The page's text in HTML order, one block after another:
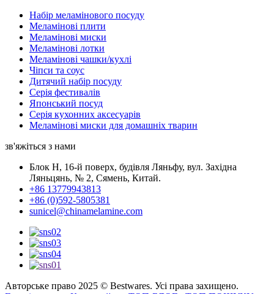
Набір меламінового посуду
Меламінові плити
Меламінові миски
Меламінові лотки
Меламінові чашки/кухлі
Чіпси та соус
Дитячий набір посуду
Серія фестивалів
Японський посуд
Серія кухонних аксесуарів
Меламінові миски для домашніх тварин
зв'яжіться з нами
Блок H, 16-й поверх, будівля Ляньфу, вул. Західна
Ляньцянь, № 2, Сямень, Китай.
+86 13779943813
+86 (0)592-5805381
sunicel@chinamelamine.com
Авторське право 2025 © Bestwares. Усі права захищено.